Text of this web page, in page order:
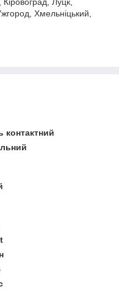
Хмельніцький,
контактний